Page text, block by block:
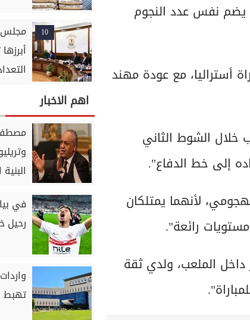
يضم نفس عدد النجوم
أستراليا، مع عودة مهند
الشوط الثاني
إلى خط الدفاع".
لأنهما يمتلكان
رائعة".
داخل الملعب، ولدي ثقة
10
اهم الاخبار
في
رحيل
تهبط